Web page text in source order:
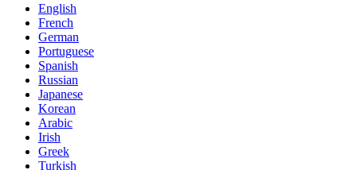
English
French
German
Portuguese
Spanish
Russian
Japanese
Korean
Arabic
Irish
Greek
Turkish